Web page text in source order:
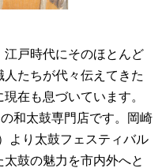
戸時代にそのほとんど
たちが代々伝えてきた
在も息づいています。
和太鼓専門店です。岡崎
より太鼓フェスティバル
鼓の魅力を市内外へと